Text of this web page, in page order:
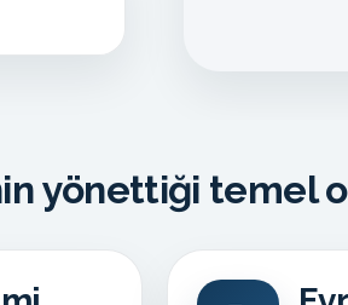
yönettiği temel